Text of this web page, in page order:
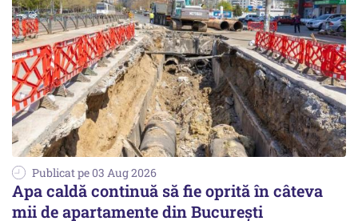
Publicat pe 03 Aug 2026
Apa caldă continuă să fie oprită în câteva
mii de apartamente din București